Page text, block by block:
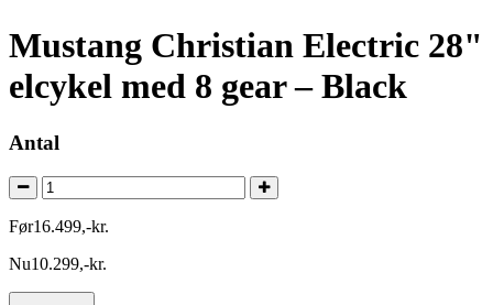
Mustang Christian Electric 28"
elcykel med 8 gear – Black
Antal
Før16.499,-kr.
Nu10.299,-kr.